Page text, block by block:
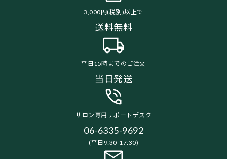
3,000円(税別)以上で
送料無料
平日15時までのご注文
当日発送
サロン専用サポートデスク
06-6335-9692
(平日9:30-17:30)